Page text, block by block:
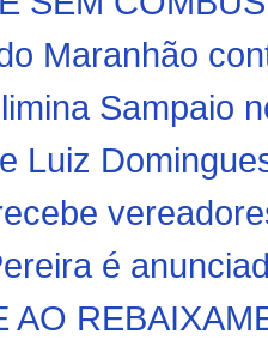
Maranhão
Sampaio
Luiz
é
AO